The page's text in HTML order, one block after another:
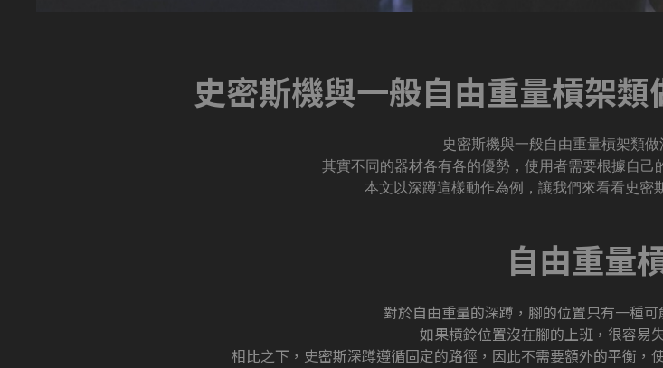
史密斯機與一般自由重量槓架
史密斯機與一般自由重量槓架類
其實不同的器材各有各的優勢，使用者需要根據自己
本文以深蹲這樣動作為例，讓我們來看看史密
自由重量
對於自由重量的深蹲，腳的位置只有一種
如果槓鈴位置沒在腳的上班，很容易
相比之下，史密斯深蹲遵循固定的路徑，因此不需要額外的平衡，